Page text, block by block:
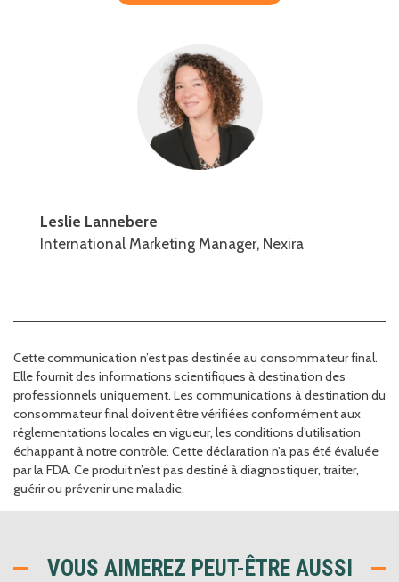
Leslie Lannebere
International Marketing Manager, Nexira
Cette communication n’est pas destinée au consommateur final.
Elle fournit des informations scientifiques à destination des
professionnels uniquement. Les communications à destination du
consommateur final doivent être vérifiées conformément aux
réglementations locales en vigueur, les conditions d’utilisation
échappant à notre contrôle. Cette déclaration n’a pas été évaluée
par la FDA. Ce produit n’est pas destiné à diagnostiquer, traiter,
guérir ou prévenir une maladie.
VOUS AIMEREZ PEUT-ÊTRE AUSSI